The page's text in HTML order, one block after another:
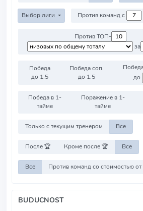
Выбор лиги Против команд с
Против ТОП-
за
Победа
до 1.5
Победа соп.
до 1.5
до
Победа в 1-
тайме
Поражение в 1-
тайме
Только с текущим тренером Все
После 🏆 Кроме после 🏆 Все
Все Против команд со стоимостью от
BUDUCNOST